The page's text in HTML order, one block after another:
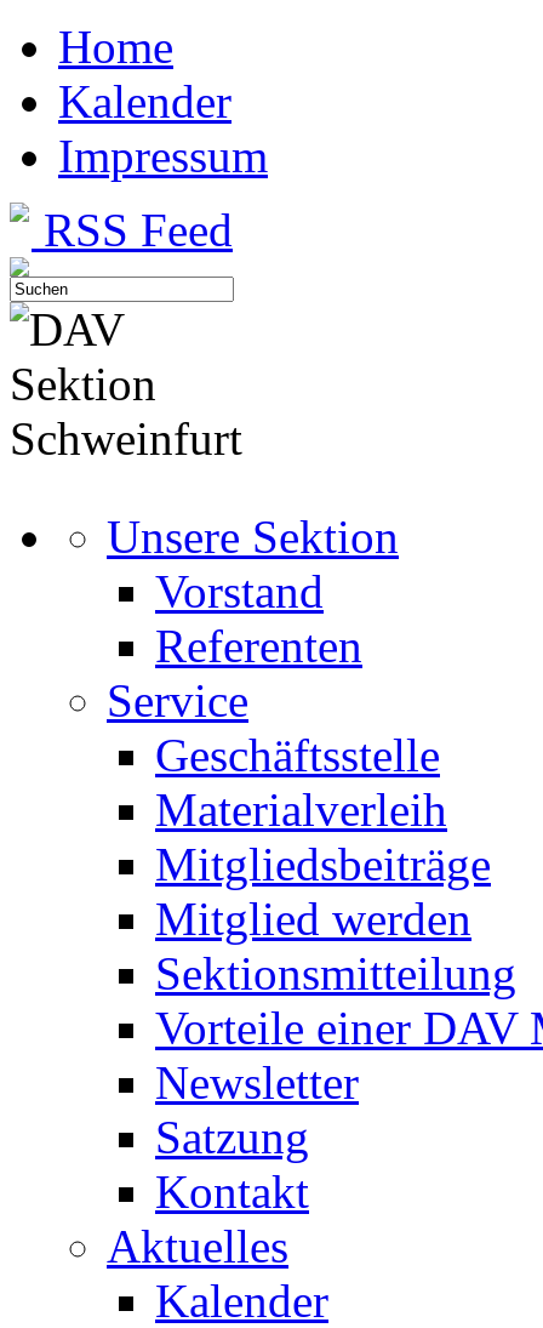
Home
Kalender
Impressum
RSS Feed
Unsere Sektion
Vorstand
Referenten
Service
Geschäftsstelle
Materialverleih
Mitgliedsbeiträge
Mitglied werden
Sektionsmitteilung
Vorteile einer DAV
Newsletter
Satzung
Kontakt
Aktuelles
Kalender